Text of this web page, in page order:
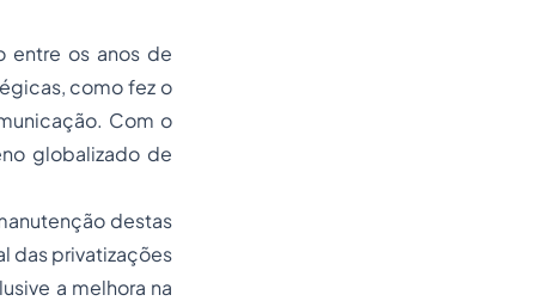
entre os anos de
como fez o
Com o
globalizado de
destas
das privatizações
a melhora na